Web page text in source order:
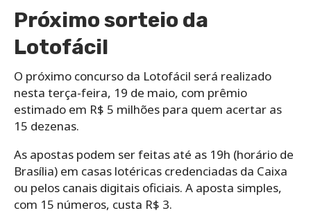
Próximo sorteio da
Lotofácil
O próximo concurso da Lotofácil será realizado
nesta terça-feira, 19 de maio, com prêmio
estimado em R$ 5 milhões para quem acertar as
15 dezenas.
As apostas podem ser feitas até as 19h (horário de
Brasília) em casas lotéricas credenciadas da Caixa
ou pelos canais digitais oficiais. A aposta simples,
com 15 números, custa R$ 3.